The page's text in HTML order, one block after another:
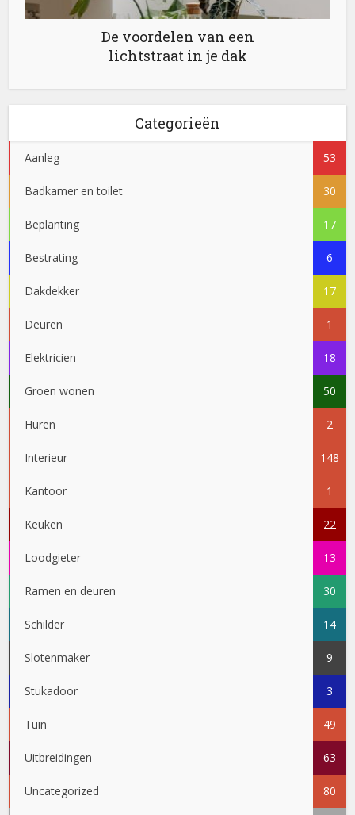
De voordelen van een
lichtstraat in je dak
Categorieën
Aanleg 53
Badkamer en toilet 30
Beplanting 17
Bestrating 6
Dakdekker 17
Deuren 1
Elektricien 18
Groen wonen 50
Huren 2
Interieur 148
Kantoor 1
Keuken 22
Loodgieter 13
Ramen en deuren 30
Schilder 14
Slotenmaker 9
Stukadoor 3
Tuin 49
Uitbreidingen 63
Uncategorized 80